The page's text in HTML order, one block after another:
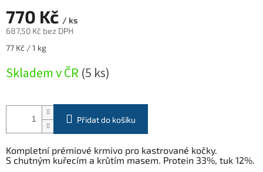
770 Kč / ks
687,50 Kč bez DPH
Měrná
77 Kč / 1 kg
Skladem v ČR (5 ks)
Přidat do košíku
Kompletní prémiové krmivo pro kastrované kočky.
S chutným kuřecím a krůtím masem. Protein 33%, tuk 12%.